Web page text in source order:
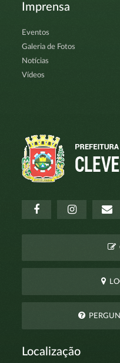
Imprensa
Eventos
Galeria de Fotos
Notícias
Vídeos
Localização